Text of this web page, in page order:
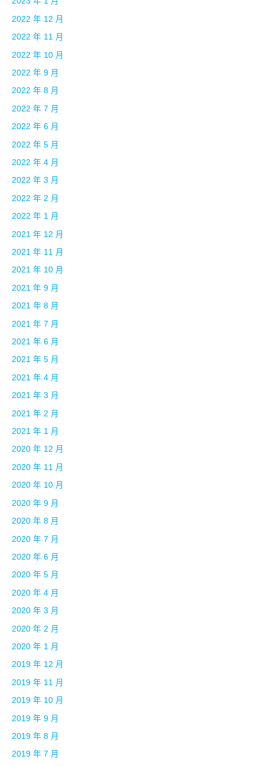
2022 年 12 月
2022 年 11 月
2022 年 10 月
2022 年 9 月
2022 年 8 月
2022 年 7 月
2022 年 6 月
2022 年 5 月
2022 年 4 月
2022 年 3 月
2022 年 2 月
2022 年 1 月
2021 年 12 月
2021 年 11 月
2021 年 10 月
2021 年 9 月
2021 年 8 月
2021 年 7 月
2021 年 6 月
2021 年 5 月
2021 年 4 月
2021 年 3 月
2021 年 2 月
2021 年 1 月
2020 年 12 月
2020 年 11 月
2020 年 10 月
2020 年 9 月
2020 年 8 月
2020 年 7 月
2020 年 6 月
2020 年 5 月
2020 年 4 月
2020 年 3 月
2020 年 2 月
2020 年 1 月
2019 年 12 月
2019 年 11 月
2019 年 10 月
2019 年 9 月
2019 年 8 月
2019 年 7 月